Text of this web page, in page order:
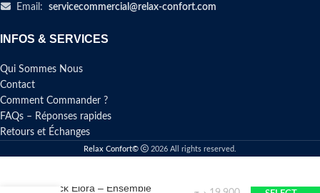
👇اخترالمقاس و الارتفاع المثالي واطلب
Email: servicecommercial@relax-confort.com
INFOS & SERVICES
Qui Sommes Nous
Contact
Comment Commander ?
FAQs – Réponses rapides
Retours et Échanges
Relax Confort© 2026 All rights reserved.
Pack Elora – Ensemble